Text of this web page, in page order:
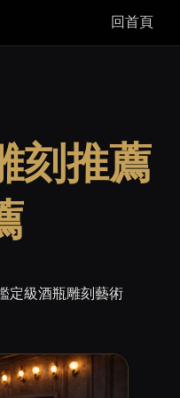
回首頁
刻推薦
定級酒瓶雕刻藝術